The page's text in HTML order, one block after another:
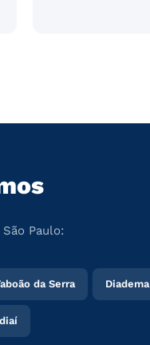
Paulo:
da Serra Diadema